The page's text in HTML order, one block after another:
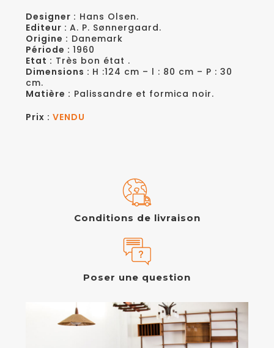
Designer : Hans Olsen.
Editeur :A. P. Sønnergaard.
Origine : Danemark
Période :1960
Etat : Très bon état .
Dimensions : H :124 cm – l : 80 cm – P : 30
cm.
Matière : Palissandre et formica noir.
Prix :VENDU
Conditions de livraison
Poser une question